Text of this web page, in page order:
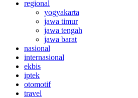
regional
yogyakarta
jawa timur
jawa tengah
jawa barat
nasional
internasional
ekbis
iptek
otomotif
travel